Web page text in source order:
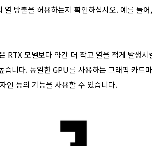
열 방출을 허용하는지 확인하십시오. 예를 들
RTX 모델보다 약간 더 작고 열을 적게 발생
습니다. 동일한 GPU를 사용하는 그래픽 카드
인 등의 기능을 사용할 수 있습니다.